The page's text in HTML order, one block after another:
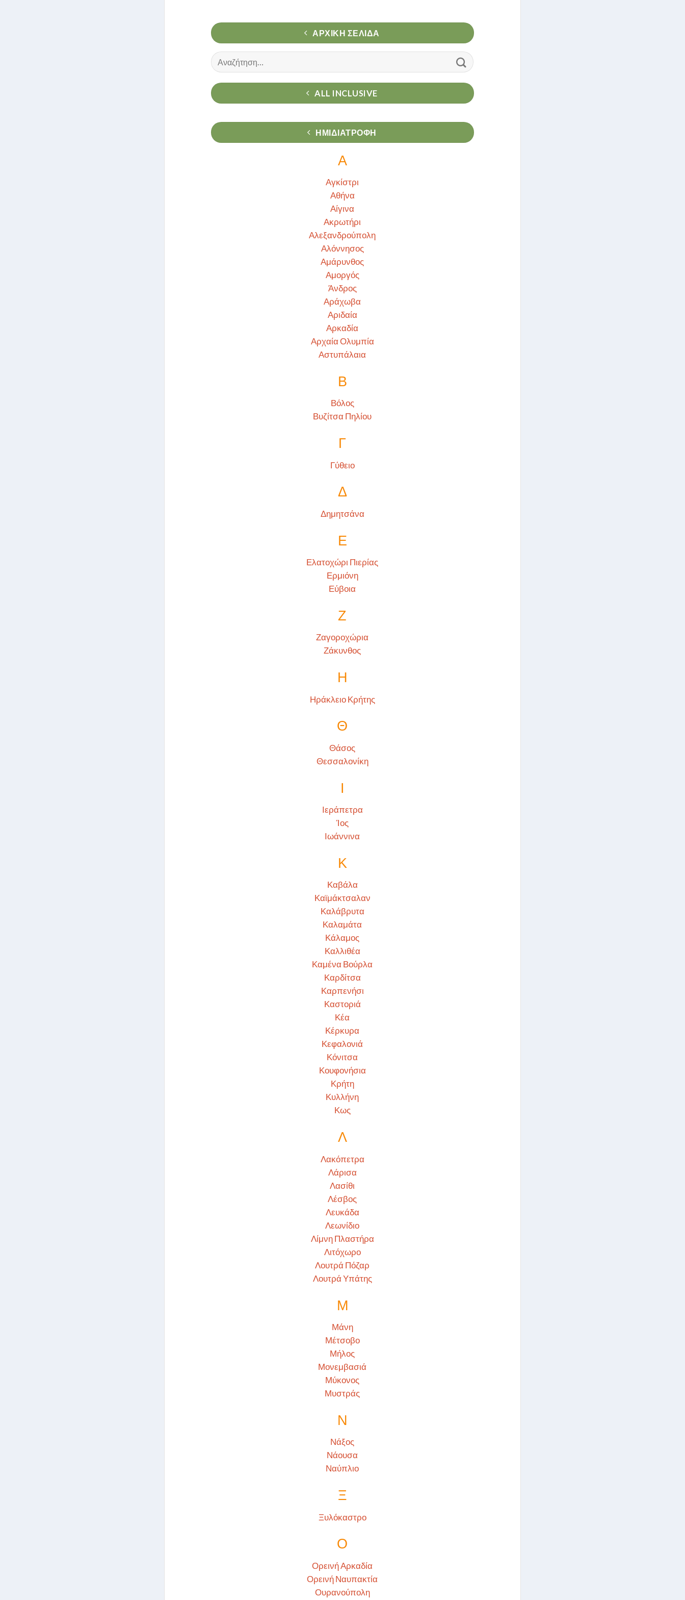
ΑΡΧΙΚΉ ΣΕΛΊΔΑ
Αναζήτηση
για:
ALL INCLUSIVE
ΗΜΙΔΙΑΤΡΟΦΗ
Α
Αγκίστρι
Αθήνα
Αίγινα
Ακρωτήρι
Αλεξανδρούπολη
Αλόννησος
Αμάρυνθος
Αμοργός
Άνδρος
Αράχωβα
Αριδαία
Αρκαδία
Αρχαία Ολυμπία
Αστυπάλαια
Β
Βόλος
Βυζίτσα Πηλίου
Γ
Γύθειο
Δ
Δημητσάνα
Ε
Ελατοχώρι Πιερίας
Ερμιόνη
Εύβοια
Ζ
Ζαγοροχώρια
Ζάκυνθος
Η
Ηράκλειο Κρήτης
Θ
Θάσος
Θεσσαλονίκη
Ι
Ιεράπετρα
Ίος
Ιωάννινα
Κ
Καβάλα
Καϊμάκτσαλαν
Καλάβρυτα
Καλαμάτα
Κάλαμος
Καλλιθέα
Καμένα Βούρλα
Καρδίτσα
Καρπενήσι
Καστοριά
Κέα
Κέρκυρα
Κεφαλονιά
Κόνιτσα
Κουφονήσια
Κρήτη
Κυλλήνη
Κως
Λ
Λακόπετρα
Λάρισα
Λασίθι
Λέσβος
Λευκάδα
Λεωνίδιο
Λίμνη Πλαστήρα
Λιτόχωρο
Λουτρά Πόζαρ
Λουτρά Υπάτης
Μ
Μάνη
Μέτσοβο
Μήλος
Μονεμβασιά
Μύκονος
Μυστράς
Ν
Νάξος
Νάουσα
Ναύπλιο
Ξ
Ξυλόκαστρο
Ο
Ορεινή Αρκαδία
Ορεινή Ναυπακτία
Ουρανούπολη